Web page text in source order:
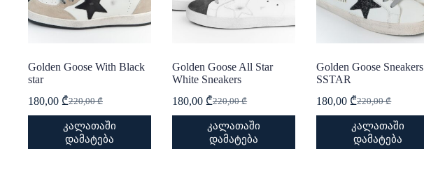
Golden Goose With Black
star
220,00₾
Original
price
was:
220,00 ₾.
180,00 ₾Current
price
is:
180,00 ₾.
კალათაში
დამატება
Golden Goose All Star
White Sneakers
220,00₾
Original
price
was:
220,00 ₾.
180,00 ₾Current
price
is:
180,00 ₾.
კალათაში
დამატება
Golden Goose Sneakers
SSTAR
220,00₾
Original
price
was:
220,00 ₾.
180,00 ₾Current
price
is:
180,00 ₾.
კალათაში
დამატება